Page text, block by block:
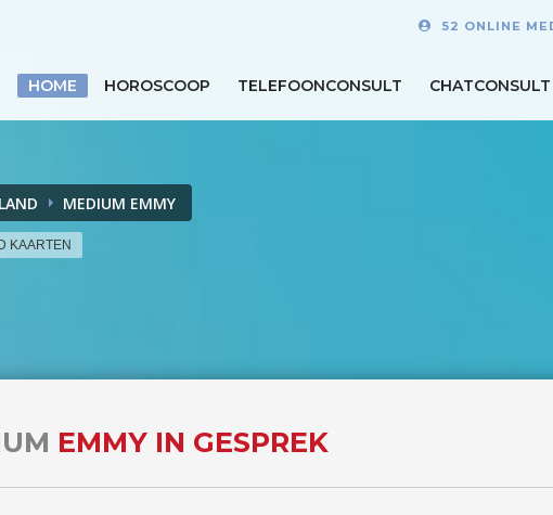
52 ONLINE
HOME HOROSCOOP TELEFOONCONSULT CHATCONSULT
MEDIUM EMMY
KAARTEN
EMMY IN GESPREK